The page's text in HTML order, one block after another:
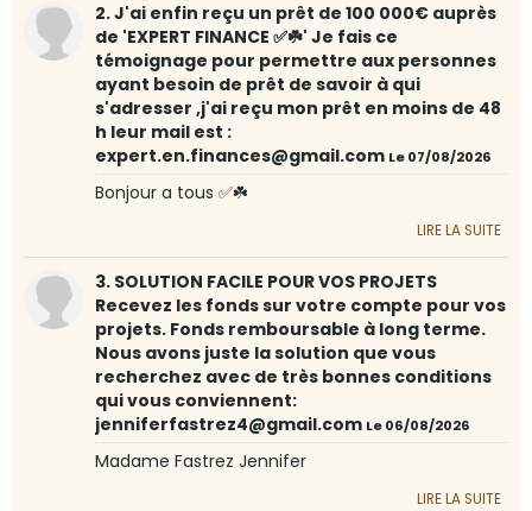
2. J'ai enfin reçu un prêt de 100 000€ auprès
de 'EXPERT FINANCE ✅☘️' Je fais ce
témoignage pour permettre aux personnes
ayant besoin de prêt de savoir à qui
s'adresser ,j'ai reçu mon prêt en moins de 48
h leur mail est :
expert.en.finances@gmail.com Le 07/08/2026
Bonjour a tous ✅☘️
LIRE LA SUITE
3. SOLUTION FACILE POUR VOS PROJETS
Recevez les fonds sur votre compte pour vos
projets. Fonds remboursable à long terme.
Nous avons juste la solution que vous
recherchez avec de très bonnes conditions
qui vous conviennent:
jenniferfastrez4@gmail.com Le 06/08/2026
Madame Fastrez Jennifer
LIRE LA SUITE